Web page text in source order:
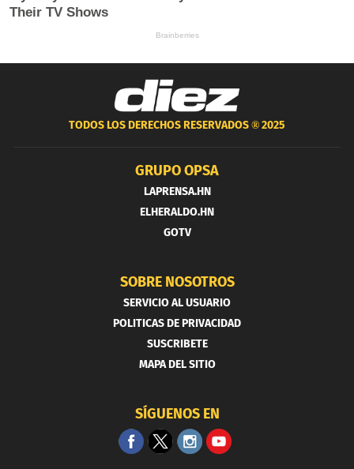
TODOS LOS DERECHOS RESERVADOS ®2025
GRUPO OPSA
LAPRENSA.HN
ELHERALDO.HN
GOTV
SOBRE NOSOTROS
SERVICIO AL USUARIO
POLITICAS DE PRIVACIDAD
SUSCRIBETE
MAPA DEL SITIO
SÍGUENOS EN